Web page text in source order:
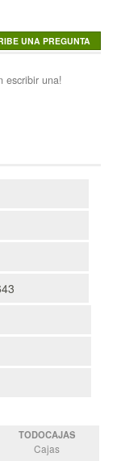
escribir una!
TODOCAJAS
Cajas